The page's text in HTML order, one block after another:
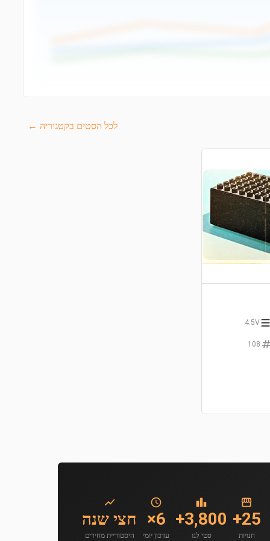
לכל הסטים בקטגוריה ←
4.5V
108
25+
חנויות
3,800+
סטי לגו
6×
עדכון יומי
חצי שנה
היסטוריית מחירים